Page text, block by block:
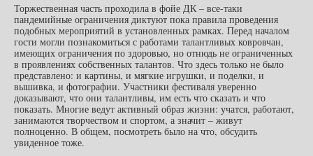
Торжественная часть проходила в фойе ДК – все-таки
пандемийные ограничения диктуют пока правила проведения
подобных мероприятий в установленных рамках. Перед началом
гости могли познакомиться с работами талантливых ковровчан,
имеющих ограничения по здоровью, но отнюдь не ограниченных
в проявлениях собственных талантов. Что здесь только не было
представлено: и картины, и мягкие игрушки, и поделки, и
вышивка, и фотографии. Участники фестиваля уверенно
доказывают, что они талантливы, им есть что сказать и что
показать. Многие ведут активный образ жизни: учатся, работают,
занимаются творчеством и спортом, а значит – живут
полноценно. В общем, посмотреть было на что, обсудить
увиденное тоже.